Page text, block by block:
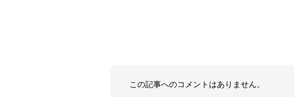
この記事へのコメントはありません。